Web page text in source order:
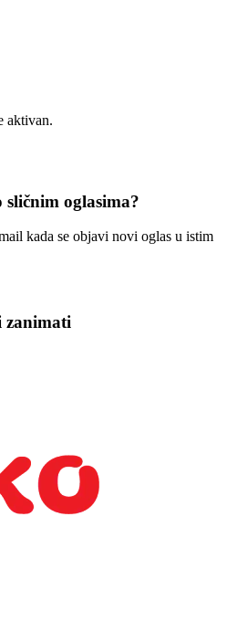
aktivan.
oglasima?
kada se objavi novi oglas u istim
zanimati